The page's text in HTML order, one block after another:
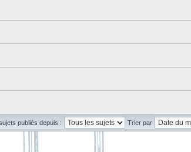
publiés depuis : Trier par